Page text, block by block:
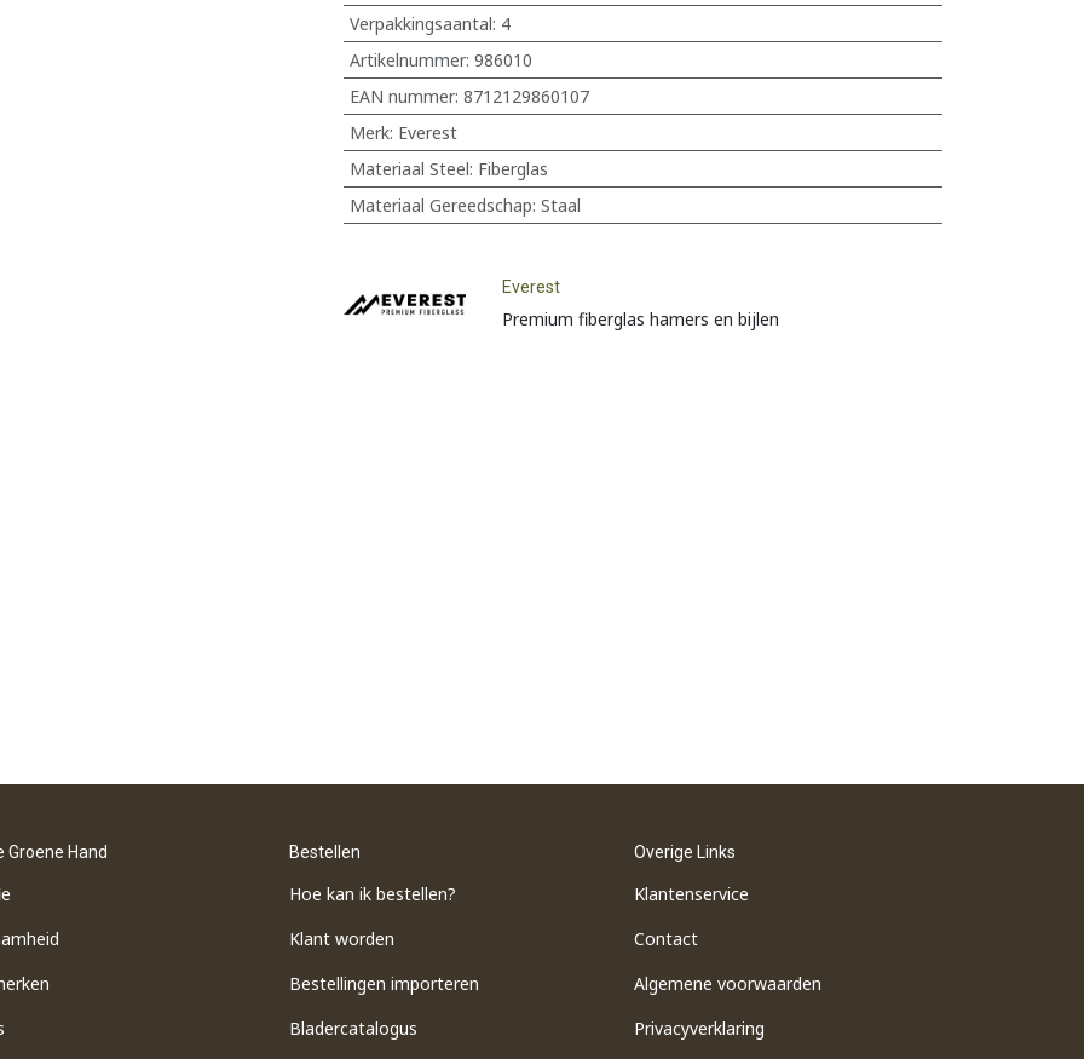
Verpakkingsaantal: 4
Artikelnummer: 986010
EAN nummer: 8712129860107
Merk: Everest
Materiaal Steel: Fiberglas
Materiaal Gereedschap: Staal
Everest
Premium fiberglas hamers en bijlen
Groene Hand Bestellen
Hoe kan ik bestellen?
Klant worden
Bestellingen importeren
​Bladercatalogus
Overige Links
Klantenservice
Contact
Algemene voorwaarden
Privacyverklaring